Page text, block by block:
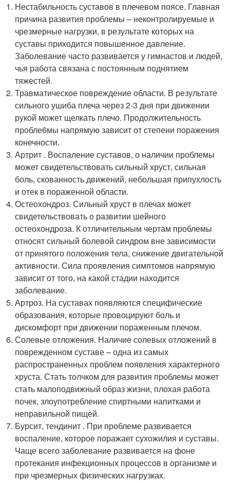
Нестабильность суставов в плечевом поясе. Главная
причина развития проблемы – неконтролируемые и
чрезмерные нагрузки, в результате которых на
суставы приходится повышенное давление.
Заболевание часто развивается у гимнастов и людей,
чья работа связана с постоянным поднятием
тяжестей.
Травматическое повреждение области. В результате
сильного ушиба плеча через 2-3 дня при движении
рукой может щелкать плечо. Продолжительность
пробле6мы напрямую зависит от степени поражения
конечности.
Артрит . Воспаление суставов, о наличии проблемы
может свидетельствовать сильный хруст, сильная
боль, скованность движений, небольшая припухлость
и отек в пораженной области.
Остеохондроз. Сильный хруст в плечах может
свидетельствовать о развитии шейного
остеохондроза. К отличительным чертам проблемы
относят сильный болевой синдром вне зависимости
от принятого положения тела, снижение двигательной
активности. Сила проявления симптомов напрямую
зависит от того, на какой стадии находится
заболевание.
Артроз. На суставах появляются специфические
образования, которые провоцируют боль и
дискомфорт при движении пораженным плечом.
Солевые отложения. Наличие солевых отложений в
поврежденном суставе – одна из самых
распространенных проблем появления характерного
хруста. Стать толчком для развития проблемы может
стать малоподвижный образ жизни, плохая работа
почек, злоупотребление спиртными напитками и
неправильной пищей.
Бурсит, тендинит . При проблеме развивается
воспаление, которое поражает сухожилия и суставы.
Чаще всего заболевание развивается на фоне
протекания инфекционных процессов в организме и
при чрезмерных физических нагрузках.